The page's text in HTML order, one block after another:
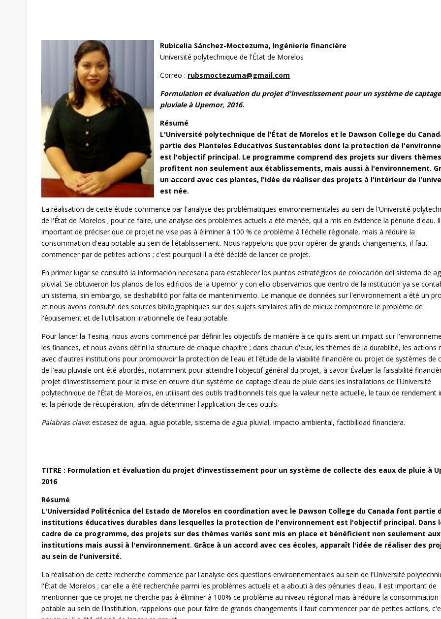
Rubicelia Sánchez-Moctezuma, Ingénierie financière
Université polytechnique de l'État de Morelos
Correo : rubsmoctezuma@gmail.com
Formulation et évaluation du projet d'investissement pour un système de
pluviale à Upemor, 2016.
Résumé
L'Université polytechnique de l'État de Morelos et le Dawson College du
partie des Planteles Educativos Sustentables dont la protection de
est l'objectif principal. Le programme comprend des projets sur divers
profitent non seulement aux établissements, mais aussi à l'environnement.
un accord avec ces plantes, l'idée de réaliser des projets à l'intérieur de
est née.
La réalisation de cette étude commence par l'analyse des problématiques environnementales au sein de l'Université
de l'État de Morelos ; pour ce faire, une analyse des problèmes actuels a été menée, qui a mis en évidence la pénurie d'eau.
important de préciser que ce projet ne vise pas à éliminer à 100 % ce problème à l'échelle régionale, mais à réduire la
consommation d'eau potable au sein de l'établissement. Nous rappelons que pour opérer de grands changements, il faut
commencer par de petites actions ; c'est pourquoi il a été décidé de lancer ce projet.
En primer lugar se consultó la información necesaria para establecer los puntos estratégicos de colocación del sistema de
pluvial. Se obtuvieron los planos de los edificios de la Upemor y con ello observamos que dentro de la institución ya se
un sistema, sin embargo, se deshabilitó por falta de mantenimiento. Le manque de données sur l'environnement a été un
et nous avons consulté des sources bibliographiques sur des sujets similaires afin de mieux comprendre le problème de
l'épuisement et de l'utilisation irrationnelle de l'eau potable.
Pour lancer la Tesina, nous avons commencé par définir les objectifs de manière à ce qu'ils aient un impact sur
les finances, et nous avons défini la structure de chaque chapitre ; dans chacun d'eux, les thèmes de la durabilité, les actions
avec d'autres institutions pour promouvoir la protection de l'eau et l'étude de la viabilité financière du projet de systèmes de
de l'eau pluviale ont été abordés, notamment pour atteindre l'objectif général du projet, à savoir Évaluer la faisabilité
projet d'investissement pour la mise en œuvre d'un système de captage d'eau de pluie dans les installations de l'Université
polytechnique de l'État de Morelos, en utilisant des outils traditionnels tels que la valeur nette actuelle, le taux de rendement
et la période de récupération, afin de déterminer l'application de ces outils.
Palabras clave: escasez de agua, agua potable, sistema de agua pluvial, impacto ambiental, factibilidad financiera.
TITRE : Formulation et évaluation du projet d'investissement pour un système de collecte des eaux de pluie à
2016
Résumé
L'Universidad Politécnica del Estado de Morelos en coordination avec le Dawson College du Canada font partie
institutions éducatives durables dans lesquelles la protection de l'environnement est l'objectif principal. Dans
cadre de ce programme, des projets sur des thèmes variés sont mis en place et bénéficient non seulement aux
institutions mais aussi à l'environnement. Grâce à un accord avec ces écoles, apparaît l'idée de réaliser des
au sein de l'université.
La réalisation de cette recherche commence par l'analyse des questions environnementales au sein de l'Université
l'État de Morelos ; car elle a été recherchée parmi les problèmes actuels et a abouti à des pénuries d'eau. Il est important de
mentionner que ce projet ne cherche pas à éliminer à 100% ce problème au niveau régional mais à réduire la consommation
potable au sein de l'institution, rappelons que pour faire de grands changements il faut commencer par de petites actions,